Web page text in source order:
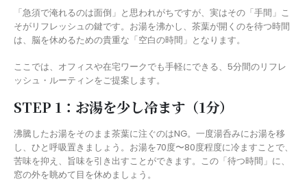
「急須で淹れるのは面倒」と思われがちですが、実はその「手間」こ
そがリフレッシュの鍵です。お湯を沸かし、茶葉が開くのを待つ時間
は、脳を休めるための貴重な「空白の時間」となります。
ここでは、オフィスや在宅ワークでも手軽にできる、5分間のリフレ
ッシュ・ルーティンをご提案します。
STEP 1：お湯を少し冷ます（1分）
沸騰したお湯をそのまま茶葉に注ぐのはNG。一度湯呑みにお湯を移
し、ひと呼吸置きましょう。お湯を70度〜80度程度に冷ますことで、
苦味を抑え、旨味を引き出すことができます。この「待つ時間」に、
窓の外を眺めて目を休めましょう。